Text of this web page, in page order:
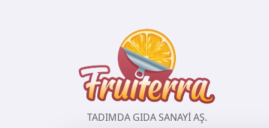
TADIMDA GIDA SANAYİ AŞ.